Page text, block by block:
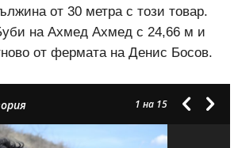
от 30 метра с този товар.
на Ахмед Ахмед с 24,66 м и
от фермата на Денис Босов.
1 на 15